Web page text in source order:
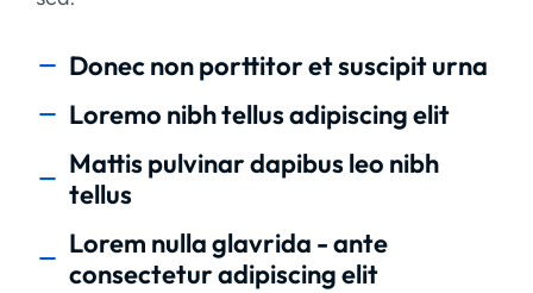
Donec non porttitor et suscipit urna
Loremo nibh tellus adipiscing elit
Mattis pulvinar dapibus leo nibh
tellus
Lorem nulla glavrida - ante
consectetur adipiscing elit